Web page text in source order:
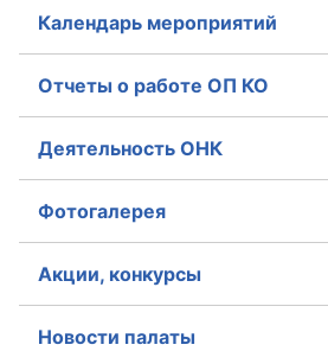
Календарь мероприятий
Отчеты о работе ОП КО
Деятельность ОНК
Фотогалерея
Акции, конкурсы
Новости палаты